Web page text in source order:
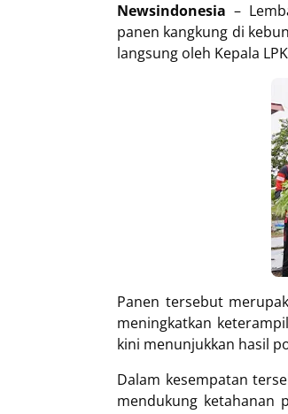
Newsindonesia –
panen kangkung di
langsung oleh Kepala
Panen tersebut
meningkatkan
kini menunjukkan hasil
Dalam kesempatan
mendukung ketahanan